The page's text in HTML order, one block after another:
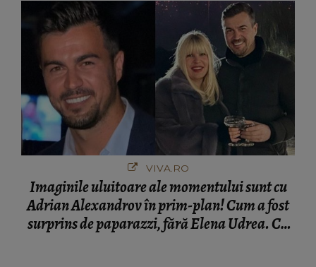
VIVA.RO
Imaginile uluitoare ale momentului sunt cu
Adrian Alexandrov în prim-plan! Cum a fost
surprins de paparazzi, fără Elena Udrea. Cu